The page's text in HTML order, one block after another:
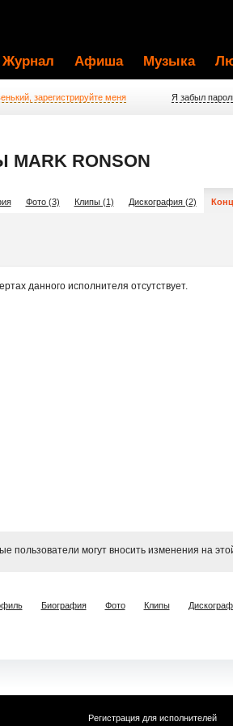
Журнал Афиша Музыка
зарегистрируйте меня Я забыл
RONSON
Фото (3) Клипы (1) Дискография (2)
данного исполнителя отсутствует.
пользователи могут вносить изменения на
Биография Фото Клипы
Регистрация для исполнителей